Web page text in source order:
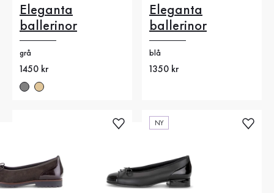
Eleganta
ballerinor
grå
Nytt pris
1450 kr
Eleganta
ballerinor
blå
Nytt pris
1350 kr
NY